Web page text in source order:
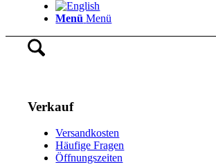
Menü Menü
Verkauf
Versandkosten
Häufige Fragen
Öffnungszeiten